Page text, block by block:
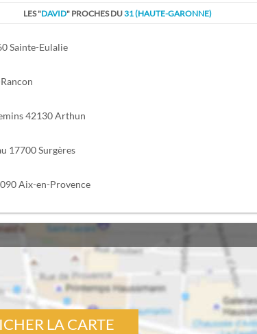
LES "DAVID" PROCHES DU31 (HAUTE-GARONNE)
Sainte-Eulalie
42130 Arthun
17700 Surgères
Aix-en-Provence
LA CARTE